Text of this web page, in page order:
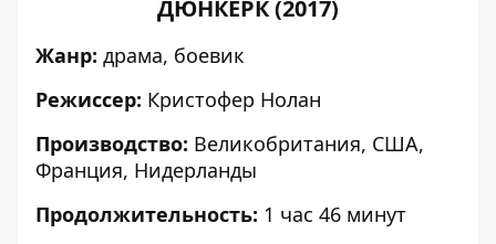
ДЮНКЕРК (2017)
Жанр: драма, боевик
Режиссер: Кристофер Нолан
Производство: Великобритания, США,
Франция, Нидерланды
Продолжительность: 1 час 46 минут